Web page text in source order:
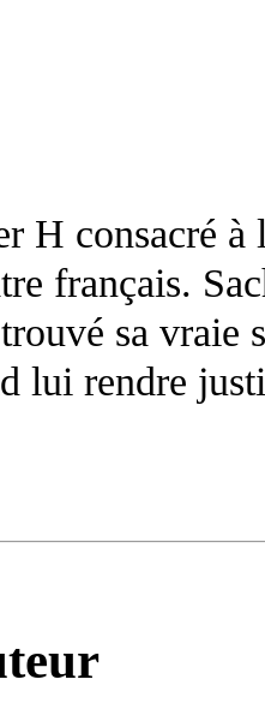
H consacré à
français.
sa vraie
lui rendre